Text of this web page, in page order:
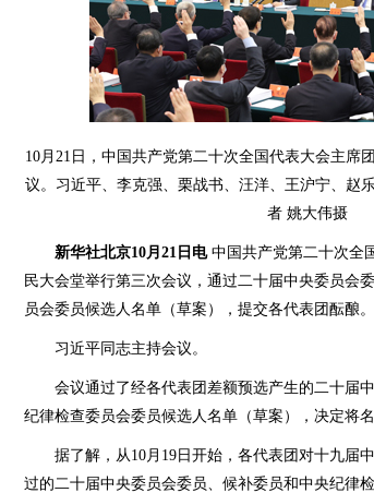
10月21日，中国共产党第二十次全国代表大会主席
议。习近平、李克强、栗战书、汪洋、王沪宁、赵
者 姚大伟摄
新华社北京10月21日电中国共产党第二十次全
民大会堂举行第三次会议，通过二十届中央委员会
员会委员候选人名单（草案），提交各代表团酝酿。
习近平同志主持会议。
会议通过了经各代表团差额预选产生的二十届中
纪律检查委员会委员候选人名单（草案），决定将
据了解，从10月19日开始，各代表团对十九届中
过的二十届中央委员会委员、候补委员和中央纪律